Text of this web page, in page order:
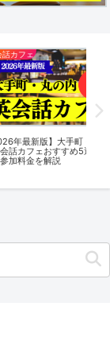
】大手町・丸の内
すすめ5選・レベ
解説